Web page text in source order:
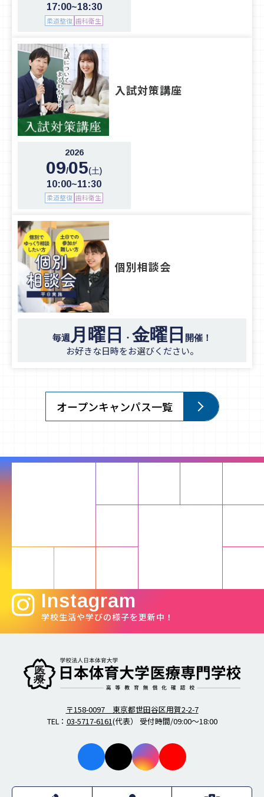
17:00~18:30
柔道整復 歯科衛生
入試対策講座
2026
09/05(土)
10:00~11:30
柔道整復 歯科衛生
個別相談会
毎週 月曜日 ・ 金曜日 開催！
お好きな日時をお選びください。
オープンキャンパス一覧
Instagram
学校生活や学びの様子を更新中！
ok
am
e
〒158-0097 東京都世田谷区用賀2-2-7
TEL： 03-5717-6161(代表） 受付時間/09:00～18:00